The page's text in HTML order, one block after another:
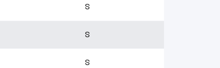
S
S
S